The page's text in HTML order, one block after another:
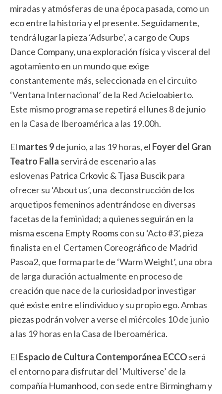
miradas y atmósferas de una época pasada, como un
eco entre la historia y el presente. Seguidamente,
tendrá lugar la pieza ‘Adsurbe’, a cargo de Oups
Dance Company, una exploración física y visceral del
agotamiento en un mundo que exige
constantemente más, seleccionada en el circuito
‘Ventana Internacional’ de la Red Acieloabierto.
Este mismo programa se repetirá el lunes 8 de junio
en la Casa de Iberoamérica a las 19.00h.
El martes 9de junio, a las 19 horas, el Foyer del Gran
Teatro Falla servirá de escenario a las
eslovenas Patrica Crkovic & Tjasa Buscikpara
ofrecer su ‘About us’, una deconstrucción de los
arquetipos femeninos adentrándose en diversas
facetas de la feminidad; a quienes seguirán en la
misma escena Empty Rooms con su ‘Acto #3’, pieza
finalista en el Certamen Coreográfico de Madrid
Pasoa2, que forma parte de ‘Warm Weight’, una obra
de larga duración actualmente en proceso de
creación que nace de la curiosidad por investigar
qué existe entre el individuo y su propio ego. Ambas
piezas podrán volver a verse el miércoles 10 de junio
a las 19 horas en la Casa de Iberoamérica.
El Espacio de Cultura Contemporánea ECCO será
el entorno para disfrutar del ‘Multiverse’ de la
compañía Humanhood, con sede entre Birmingham y